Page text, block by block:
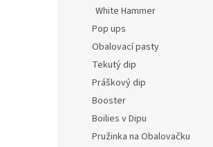
White Hammer
Pop ups
Obalovací pasty
Tekutý dip
Práškový dip
Booster
Boilies v Dipu
Pružinka na Obalovačku